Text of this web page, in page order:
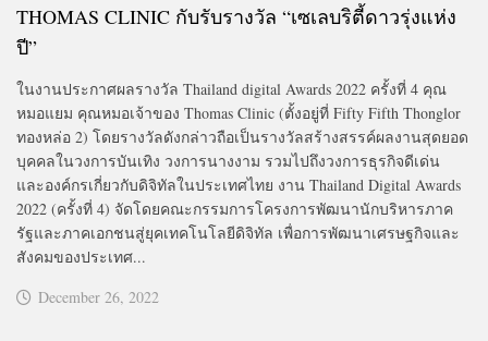
THOMAS CLINIC กับรับรางวัล “เซเลบริตี้ดาวรุ่งแห่ง
ปี”
ในงานประกาศผลรางวัล Thailand digital Awards 2022 ครั้งที่ 4 คุณ
หมอแยม คุณหมอเจ้าของ Thomas Clinic (ตั้งอยู่ที่ Fifty Fifth Thonglor
ทองหล่อ 2) โดยรางวัลดังกล่าวถือเป็นรางวัลสร้างสรรค์ผลงานสุดยอด
บุคคลในวงการบันเทิง วงการนางงาม รวมไปถึงวงการธุรกิจดีเด่น
และองค์กรเกี่ยวกับดิจิทัลในประเทศไทย งาน Thailand Digital Awards
2022 (ครั้งที่ 4) จัดโดยคณะกรรมการโครงการพัฒนานักบริหารภาค
รัฐและภาคเอกชนสู่ยุคเทคโนโลยีดิจิทัล เพื่อการพัฒนาเศรษฐกิจและ
สังคมของประเทศ...
December 26, 2022